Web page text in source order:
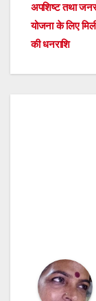
अपशिष्ट तथा
योजना के लिए
की धनराशि